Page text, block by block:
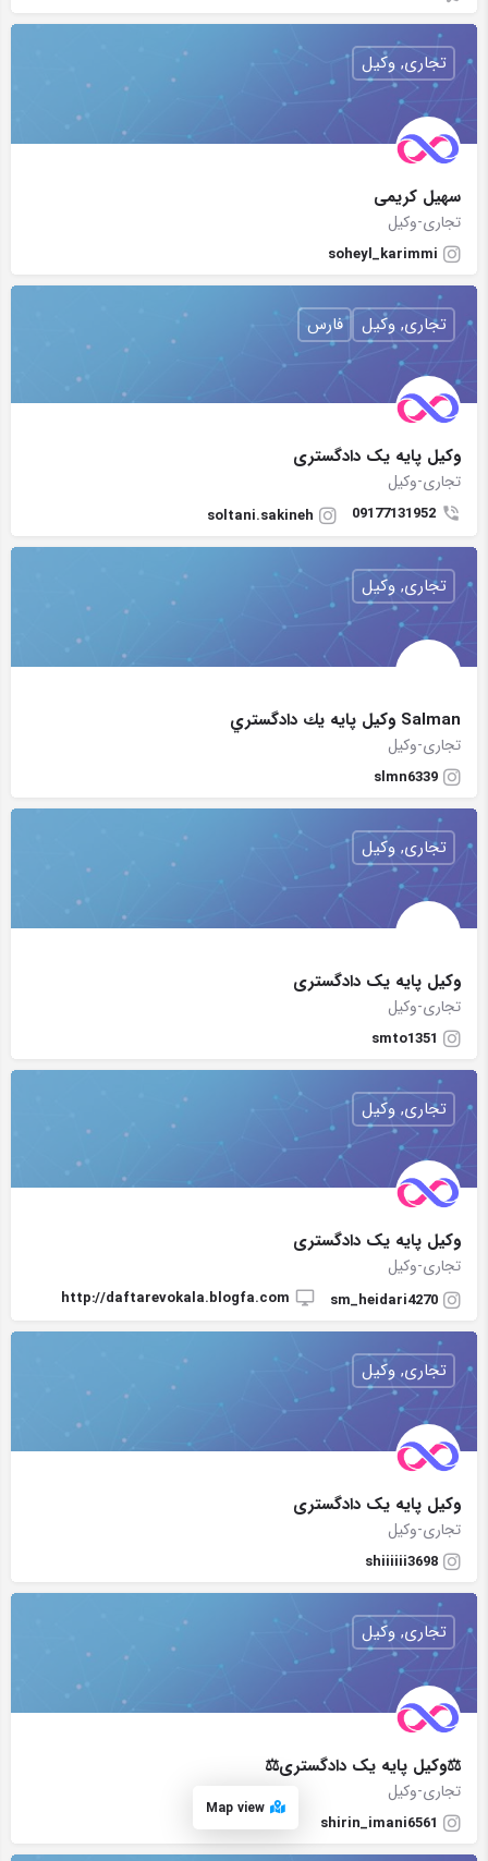
سهیل کریمی
تجاری-وکیل
soheyl_karimmi
تجاری, وکیل
وکیل پایه یک دادگستری
تجاری-وکیل
09177131952
soltani.sakineh
تجاری, وکیل فارس
Salman وكيل پايه يك دادگستري
تجاری-وکیل
slmn6339
تجاری, وکیل
وکیل پایه یک دادگستری‌
تجاری-وکیل
smto1351
تجاری, وکیل
وکیل پایه یک دادگستری
تجاری-وکیل
sm_heidari4270
http://daftarevokala.blogfa.com
تجاری, وکیل
وکیل پایه یک دادگستری
تجاری-وکیل
shiiiiii3698
تجاری, وکیل
⚖وکیل پایه یک دادگستری⚖
تجاری-وکیل
shirin_imani6561
تجاری, وکیل
Map view